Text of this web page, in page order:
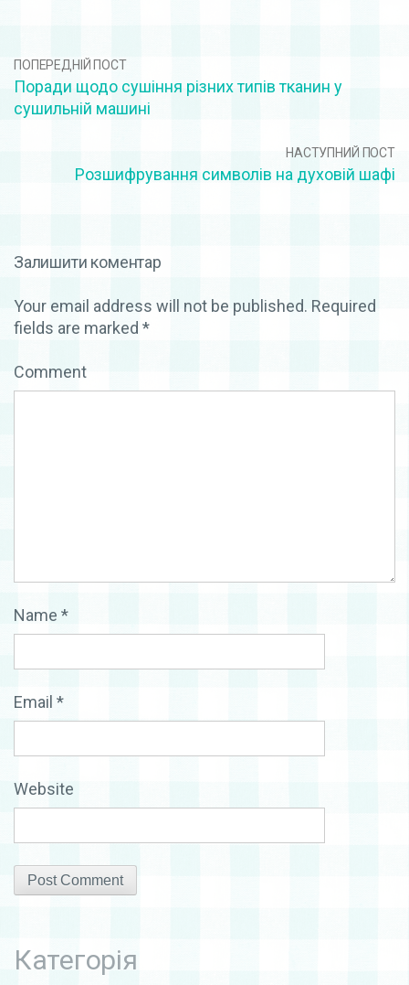
ПОПЕРЕДНІЙ ПОСТ
Поради щодо сушіння різних типів тканин у
сушильній машині
НАСТУПНИЙ ПОСТ
Розшифрування символів на духовій шафі
Залишити коментар
Your email address will not be published. Required
fields are marked *
Comment
Name *
Email *
Website
Категорія